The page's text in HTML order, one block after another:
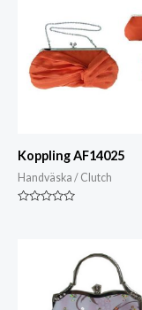
Koppling AF14025
Handväska / Clutch